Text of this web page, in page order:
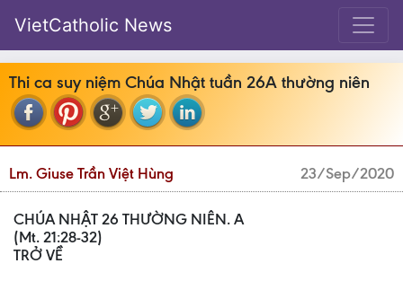
VietCatholic News
Thi ca suy niệm Chúa Nhật tuần 26A thường niên
Lm. Giuse Trần Việt Hùng 23/Sep/2020
CHÚA NHẬT 26 THƯỜNG NIÊN. A
(Mt. 21:28-32)
TRỞ VỀ